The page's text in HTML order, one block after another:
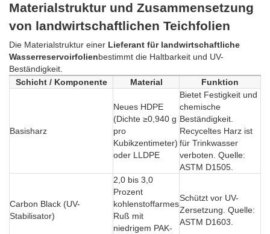
Materialstruktur und Zusammensetzung
von landwirtschaftlichen Teichfolien
Die Materialstruktur einer Lieferant für landwirtschaftliche
Wasserreservoirfolienbestimmt die Haltbarkeit und UV-
Beständigkeit.
Schicht / Komponente
Material Funktion
Basisharz
Neues HDPE
(Dichte ≥0,940 g
pro
Kubikzentimeter)
oder LLDPE
Bietet Festigkeit und
chemische
Beständigkeit.
Recyceltes Harz ist
für Trinkwasser
verboten. Quelle:
ASTM D1505.
Carbon Black (UV-
Stabilisator)
2,0 bis 3,0
Prozent
kohlenstoffarmes
Ruß mit
niedrigem PAK-
Schützt vor UV-
Zersetzung. Quelle:
ASTM D1603.